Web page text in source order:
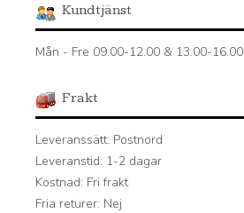
Kundtjänst
Mån - Fre 09.00-12.00 & 13.00-16.00
Frakt
Leveranssätt: Postnord
Leveranstid: 1-2 dagar
Kostnad: Fri frakt
Fria returer: Nej